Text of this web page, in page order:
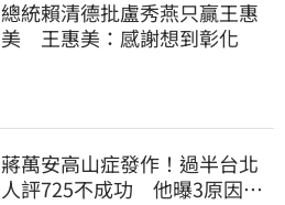
總統賴清德批盧秀燕只贏王惠
美 王惠美：感謝想到彰化
蔣萬安高山症發作！過半台北
人評725不成功 他曝3原因：